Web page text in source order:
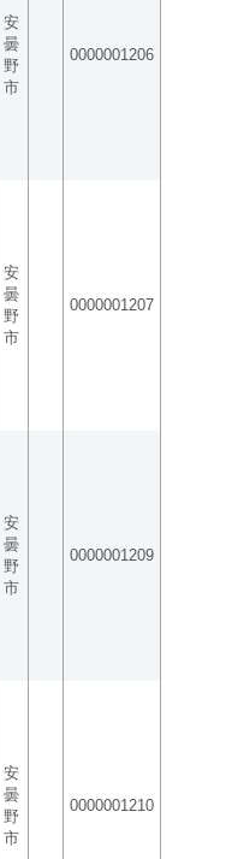
安
曇
野
市
0000001206
安
曇
野
市
0000001207
安
曇
野
市
0000001209
安
曇
野
市
0000001210